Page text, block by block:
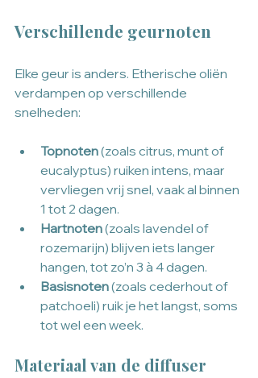
Verschillende geurnoten
Elke geur is anders. Etherische oliën
verdampen op verschillende
snelheden:
Topnoten (zoals citrus, munt of
eucalyptus) ruiken intens, maar
vervliegen vrij snel, vaak al binnen
1 tot 2 dagen.
Hartnoten (zoals lavendel of
rozemarijn) blijven iets langer
hangen, tot zo’n 3 à 4 dagen.
Basisnoten (zoals cederhout of
patchoeli) ruik je het langst, soms
tot wel een week.
Materiaal van de diffuser